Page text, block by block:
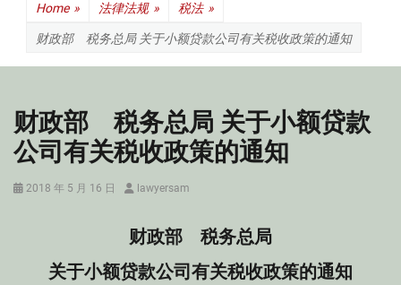
Home » 法律法规 » 税法 »
财政部 税务总局 关于小额贷款公司有关税收政策的通知
财政部 税务总局 关于小额贷款
公司有关税收政策的通知
Posted
2018 年 5 月 16 日 Authorlawyersam
财政部 税务总局
关于小额贷款公司有关税收政策的通知